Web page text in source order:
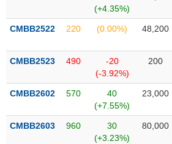
mới
yết
bổ
Hủy
yết
(+4.35%)
CMBB2522 220 (0.00%) 48,200
CMBB2523 490
-20
(-3.92%)
200
CMBB2602 570
40
(+7.55%)
23,000
CMBB2603 960
30
(+3.23%)
80,000
PHÁI
TRÁI
PHIẾU